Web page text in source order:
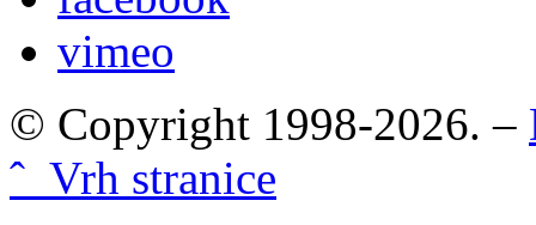
vimeo
© Copyright 1998-2026. –
ˆ Vrh stranice